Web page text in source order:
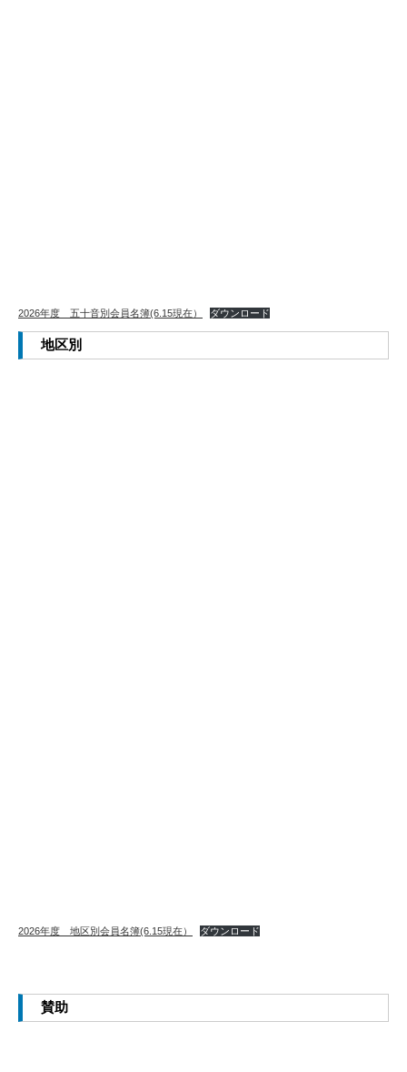
2026年度 五十音別会員名簿(6.15現在） ダウンロード
地区別
2026年度 地区別会員名簿(6.15現在） ダウンロード
賛助